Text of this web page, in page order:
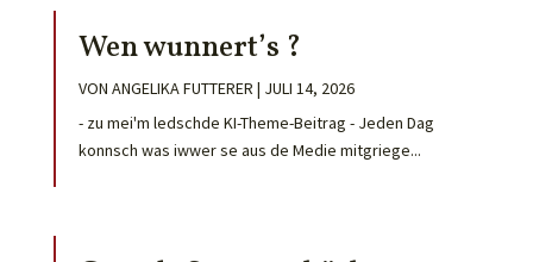
Wen wunnert’s ?
VON ANGELIKA FUTTERER | JULI 14, 2026
- zu mei'm ledschde KI-Theme-Beitrag - Jeden Dag
konnsch was iwwer se aus de Medie mitgriege...